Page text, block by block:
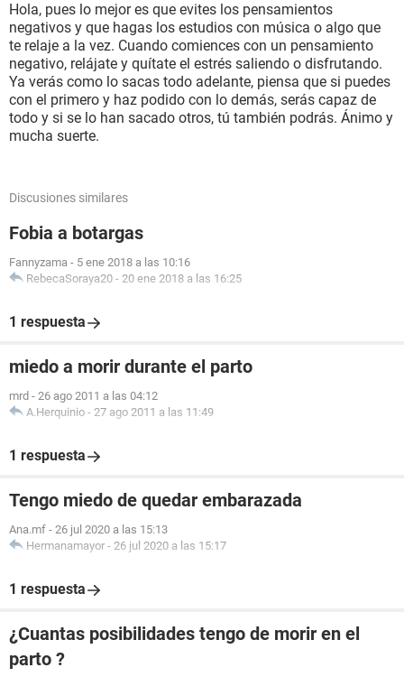
Hola, pues lo mejor es que evites los pensamientos
negativos y que hagas los estudios con música o algo que
te relaje a la vez. Cuando comiences con un pensamiento
negativo, relájate y quítate el estrés saliendo o disfrutando.
Ya verás como lo sacas todo adelante, piensa que si puedes
con el primero y haz podido con lo demás, serás capaz de
todo y si se lo han sacado otros, tú también podrás. Ánimo y
mucha suerte.
Discusiones similares
Fobia a botargas
Fannyzama - 5 ene 2018 a las 10:16
RebecaSoraya20 - 20 ene 2018 a las 16:25
1 respuesta
miedo a morir durante el parto
mrd - 26 ago 2011 a las 04:12
A.Herquinio - 27 ago 2011 a las 11:49
1 respuesta
Tengo miedo de quedar embarazada
Ana.mf - 26 jul 2020 a las 15:13
Hermanamayor - 26 jul 2020 a las 15:17
1 respuesta
¿Cuantas posibilidades tengo de morir en el
parto ?